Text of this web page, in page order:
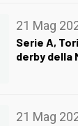
21 Mag
Serie A,
derby della
21 Mag